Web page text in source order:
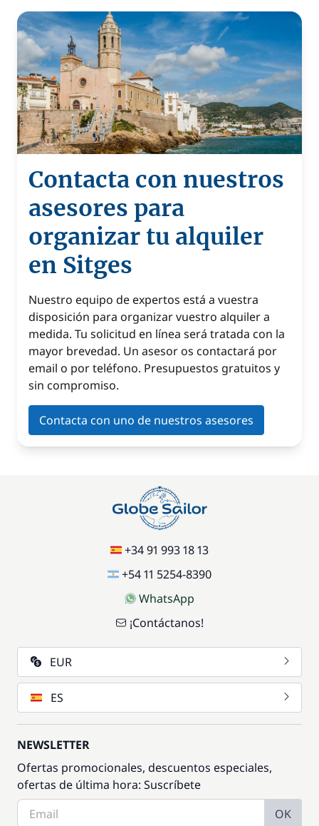
Contacta con nuestros
asesores para
organizar tu alquiler
en Sitges
Nuestro equipo de expertos está a vuestra
disposición para organizar vuestro alquiler a
medida. Tu solicitud en línea será tratada con la
mayor brevedad. Un asesor os contactará por
email o por teléfono. Presupuestos gratuitos y
sin compromiso.
Contacta con uno de nuestros asesores
+34 91 993 18 13
+54 11 5254-8390
WhatsApp
¡Contáctanos!
EUR
ES
NEWSLETTER
Ofertas promocionales, descuentos especiales,
ofertas de última hora: Suscríbete
OK